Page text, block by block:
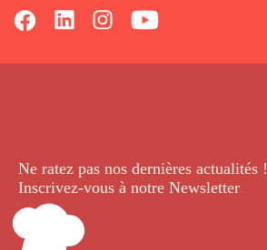
Ne ratez pas nos dernières actualités !
Inscrivez-vous à notre Newsletter.